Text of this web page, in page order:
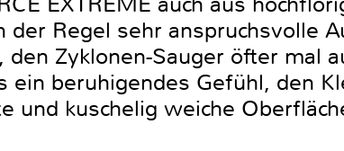
Regel sehr anspruchsvolle
Zyklonen-Sauger öfter mal
ein beruhigendes Gefühl, den
und kuschelig weiche